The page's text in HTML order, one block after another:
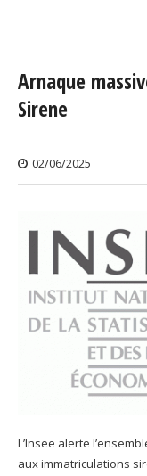
Arnaque
Sirene
02/06/2025
L’Insee alerte
aux immatriculations